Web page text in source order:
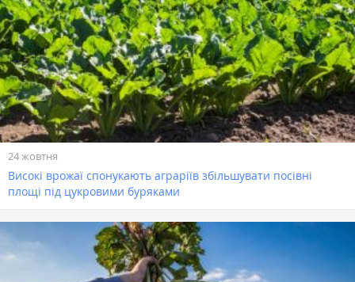
24 жовтня
Високі врожаї спонукають аграріїв збільшувати посівні
площі під цукровими буряками